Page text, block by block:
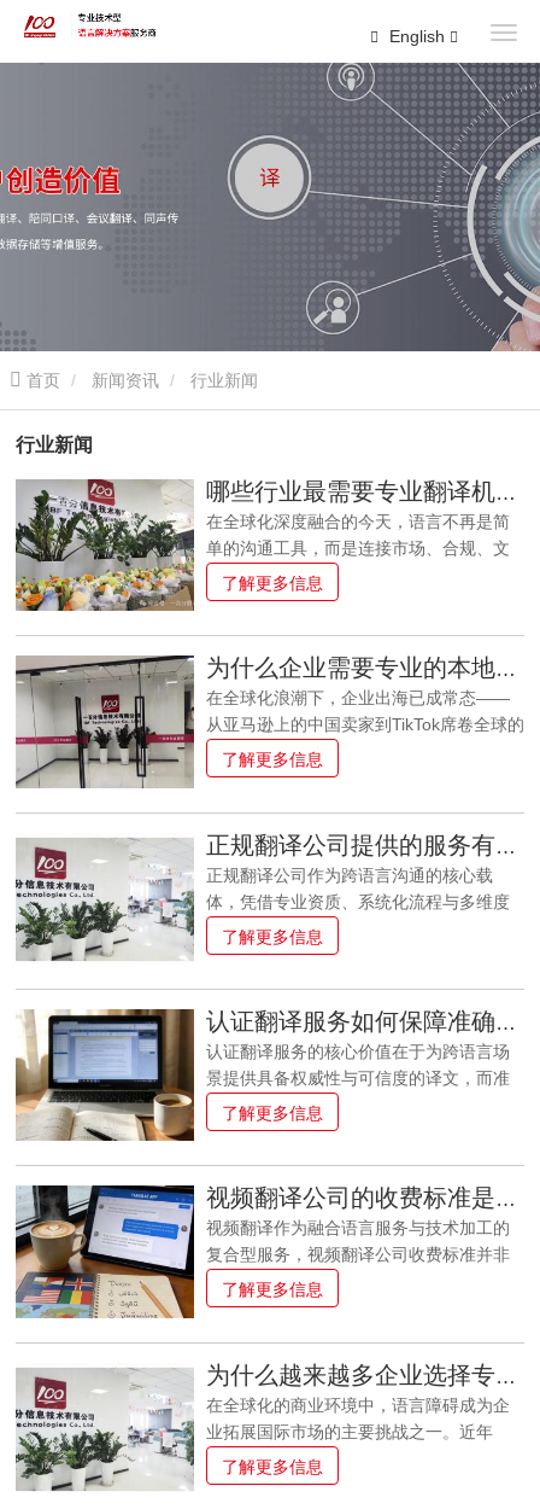
English
首页 新闻资讯 行业新闻
行业新闻
哪些行业最需要专业翻译机构支持
在全球化深度融合的今天，语言不再是简
单的沟通工具，而是连接市场、合规、文
化与价值的核心纽带。专业翻译机构凭借
其精准性、行业性与本地化能力，成为诸
大行业对翻译服务的依赖尤为显著： 一、
国际贸易与跨境电商：规避风险的“生命
线” 国际贸易的每一个环节都暗藏语言陷
阱。进出口合同中的“Incoterms术语”“质量
索赔条款”，若翻译模糊或错误，可能导致
明”“使用禁忌”，若表述不当，轻则流失客
户，重则触发目标国合规处罚（如欧盟CE
认证中的说明书翻译要求）。专业翻译机
构不仅能精准转换术语，
了解更多信息
为什么企业需要专业的本地化翻译服务？
在全球化浪潮下，企业出海已成常态——
从亚马逊上的中国卖家到TikTok席卷全球的
短视频生态，从华为的海外市场拓展到原
神游戏的多国语言版本，越来越多的企业
群体。然而，全球化并非简单的“复制粘
贴”，语言不通、文化差异、合规壁垒、技
术适配等问题，往往成为企业出海路上的
“隐形陷阱”。此时，专业的本地化翻译服务
不再是可选的“加分项”，而是决定企业全球
除沟通的“最后一公里”障碍 语言是沟通的
基础，但“翻译”不等于“准确传达”。普通翻
译可能满足字面意思的转换，却容易忽略
语境、行业术语和用户习惯，导致信息失
真。例如，
了解更多信息
正规翻译公司提供的服务有哪些？
正规翻译公司作为跨语言沟通的核心载
体，凭借专业资质、系统化流程与多维度
服务能力，为个人、企业及机构提供从基
础语言转换到深度跨文化适配的全链条解
地化、专项领域翻译及增值服务等多个板
块，以下展开详细说明：一、笔译服务：
精准传递文字价值 笔译是翻译公司的核心
基础服务，注重文字的准确性、专业性与
文体适配性，涵盖多种场景： 1. 通用文档
纪要、工作报告等，需贴合目标语言的表
达习惯，兼顾正式性与流畅性； 2. 证件翻
译认证：针对护照、学历证书、出生证
明、婚姻证明、营业执照等官方文件，提
供翻译+盖章认证服务（正规公司持有公证
处/
了解更多信息
认证翻译服务如何保障准确性？
认证翻译服务的核心价值在于为跨语言场
景提供具备权威性与可信度的译文，而准
确性作为这一价值的基石，直接决定了译
文能否被官方机构、学术组织及商业伙伴
性不仅要求字面语义的精准对应，更强调
专业术语的规范、文化语境的适配及法律
或学术属性的完整传递。其保障体系并非
单一环节的把控，而是覆盖译前、译中、
译后全流程的系统性设计，通过多重机制
保障准确性的首要前提。认证翻译对译员
的专业能力提出了远超普通翻译的要求，
并非具备语言能力即可胜任。在资质审核
方面，通常要求译员具备相关语言的专业
等级认证，同时拥有特定领域的知识背景
——
了解更多信息
视频翻译公司的收费标准是什么？按时长还是按难度计算？
视频翻译作为融合语言服务与技术加工的
复合型服务，视频翻译公司收费标准并非
简单的 “一刀切”，而是综合考量多项因素
的动态体系。时长是基础计费维度，但难
准的构成逻辑，能帮助客户在选择服务时
更精准地评估成本，避免因信息差导致的
预期偏差。一、时长：收费计算的基础维
度视频翻译的收费通常以 “视频时长” 为基
准单位，这是行业通行的基础计费逻辑。
了解更多信息
为什么越来越多企业选择专业翻译机构
在全球化的商业环境中，语言障碍成为企
业拓展国际市场的主要挑战之一。近年
来，越来越多的企业选择将翻译工作外包
给专业翻译机构，而非依赖内部资源或非
了解更多信息